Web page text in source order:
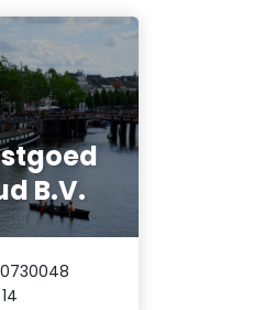
B.V.